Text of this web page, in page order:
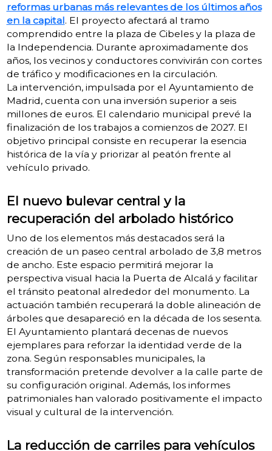
reformas urbanas más relevantes de los últimos años
en la capital. El proyecto afectará al tramo
comprendido entre la plaza de Cibeles y la plaza de
la Independencia. Durante aproximadamente dos
años, los vecinos y conductores convivirán con cortes
de tráfico y modificaciones en la circulación.
La intervención, impulsada por el Ayuntamiento de
Madrid, cuenta con una inversión superior a seis
millones de euros. El calendario municipal prevé la
finalización de los trabajos a comienzos de 2027. El
objetivo principal consiste en recuperar la esencia
histórica de la vía y priorizar al peatón frente al
vehículo privado.
El nuevo bulevar central y la
recuperación del arbolado histórico
Uno de los elementos más destacados será la
creación de un paseo central arbolado de 3,8 metros
de ancho. Este espacio permitirá mejorar la
perspectiva visual hacia la Puerta de Alcalá y facilitar
el tránsito peatonal alrededor del monumento. La
actuación también recuperará la doble alineación de
árboles que desapareció en la década de los sesenta.
El Ayuntamiento plantará decenas de nuevos
ejemplares para reforzar la identidad verde de la
zona. Según responsables municipales, la
transformación pretende devolver a la calle parte de
su configuración original. Además, los informes
patrimoniales han valorado positivamente el impacto
visual y cultural de la intervención.
La reducción de carriles para vehículos